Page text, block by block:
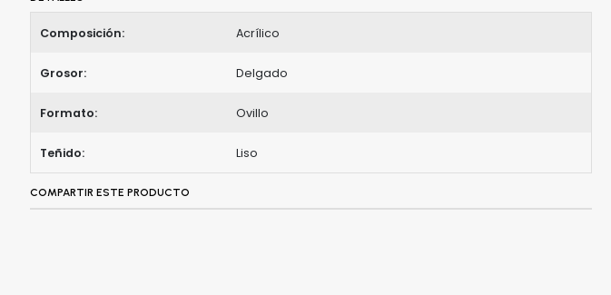
Composición: Acrílico
Grosor: Delgado
Formato: Ovillo
Teñido: Liso
COMPARTIR ESTE PRODUCTO